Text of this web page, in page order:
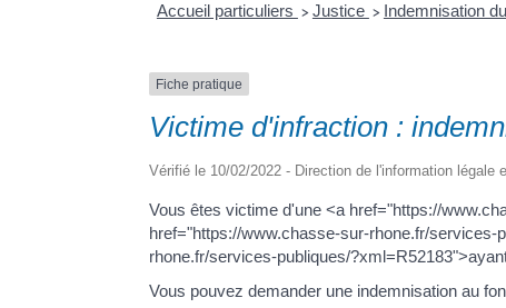
Accueil particuliers > Justice > Indemnisation
Fiche pratique
Victime d'infraction :
Vérifié le 10/02/2022 - Direction de l'information légale
Vous êtes victime d'une <a href="https://
href="https://www.chasse-sur-rhone.fr/
rhone.fr/services-publiques/
Vous pouvez demander une indemnisation au